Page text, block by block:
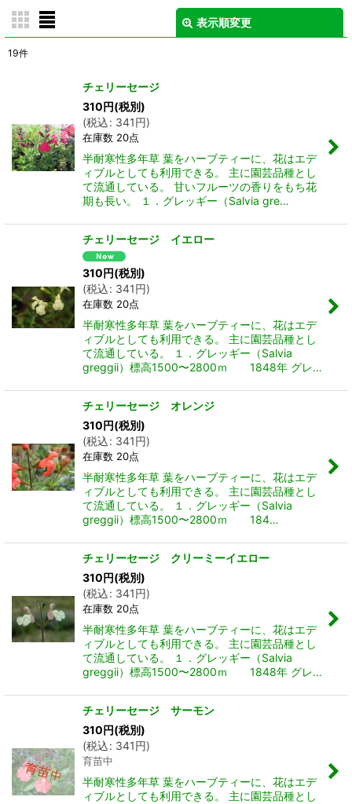
表示順変更
並び順:
絞り込む
19件
チェリーセージ
310円(税別)
(税込: 341円)
在庫数 20点
半耐寒性多年草 葉をハーブティーに、花はエデ
ィブルとしても利用できる。 主に園芸品種とし
て流通している。 甘いフルーツの香りをもち花
期も長い。 １．グレッギー（Salvia gre…
チェリーセージ イエロー
310円(税別)
(税込: 341円)
在庫数 20点
半耐寒性多年草 葉をハーブティーに、花はエデ
ィブルとしても利用できる。 主に園芸品種とし
て流通している。 １．グレッギー（Salvia
greggii）標高1500〜2800ｍ 1848年 グレ…
チェリーセージ オレンジ
310円(税別)
(税込: 341円)
在庫数 20点
半耐寒性多年草 葉をハーブティーに、花はエデ
ィブルとしても利用できる。 主に園芸品種とし
て流通している。 １．グレッギー（Salvia
greggii）標高1500〜2800ｍ 184…
チェリーセージ クリーミーイエロー
310円(税別)
(税込: 341円)
在庫数 20点
半耐寒性多年草 葉をハーブティーに、花はエデ
ィブルとしても利用できる。 主に園芸品種とし
て流通している。 １．グレッギー（Salvia
greggii）標高1500〜2800ｍ 1848年 グレ…
チェリーセージ サーモン
310円(税別)
(税込: 341円)
育苗中
半耐寒性多年草 葉をハーブティーに、花はエデ
ィブルとしても利用できる。 主に園芸品種とし